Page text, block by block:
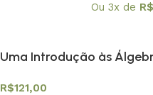
Ou 3x de R$
Uma Introdução às
R$121,00